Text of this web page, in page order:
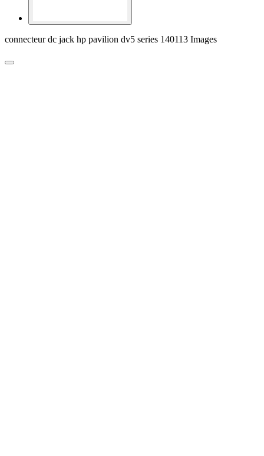
connecteur dc jack hp pavilion dv5 series 140113 Images